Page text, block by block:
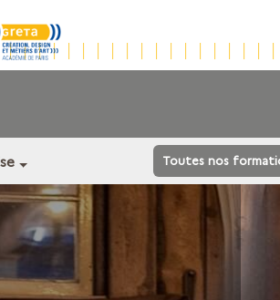
Toutes nos